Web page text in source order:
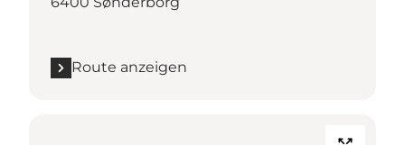
Route anzeigen